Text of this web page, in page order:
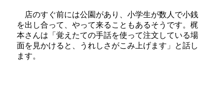
店のすぐ前には公園があり、小学生が数人で小銭
を出し合って、やって来ることもあるそうです。梶
本さんは「覚えたての手話を使って注文している場
面を見かけると、うれしさがこみ上げます」と話し
ます。